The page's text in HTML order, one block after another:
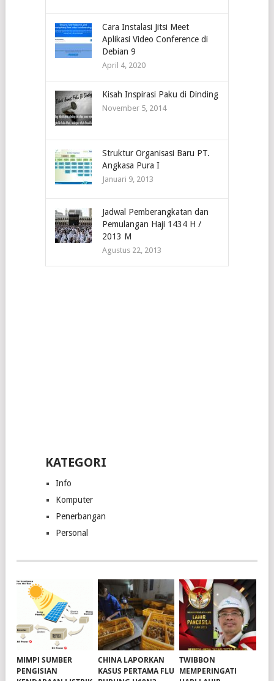
Cara Instalasi Jitsi Meet
Aplikasi Video Conference di
Debian 9
April 4, 2020
Kisah Inspirasi Paku di Dinding
November 5, 2014
Struktur Organisasi Baru PT.
Angkasa Pura I
Januari 9, 2013
Jadwal Pemberangkatan dan
Pemulangan Haji 1434 H /
2013 M
Agustus 22, 2013
KATEGORI
Info
Komputer
Penerbangan
Personal
MIMPI SUMBER
PENGISIAN
CHINA LAPORKAN
KASUS PERTAMA FLU
TWIBBON
MEMPERINGATI